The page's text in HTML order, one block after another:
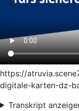
https://
digitale-karten-dz-
Transkript